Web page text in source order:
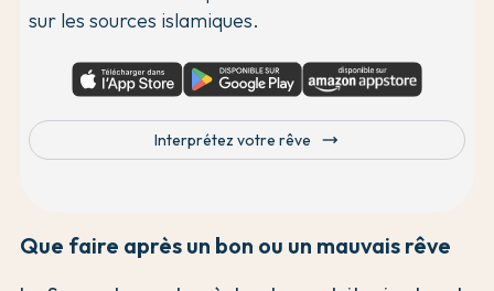
sur les sources islamiques.
Interprétez votre rêve trending_flat
Que faire après un bon ou un mauvais rêve